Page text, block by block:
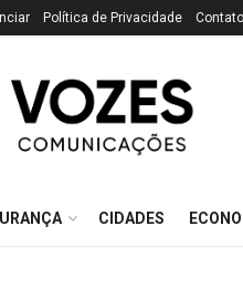
Política de Privacidade Contato
CIDADES